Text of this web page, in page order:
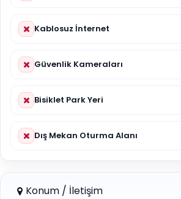
Kablosuz İnternet
Güvenlik Kameraları
Bisiklet Park Yeri
Dış Mekan Oturma Alanı
Konum / İletişim